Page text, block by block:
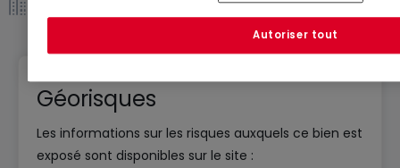
Copropriété *
Géorisques
Les informations sur les risques auxquels ce bien est
exposé sont disponibles sur le site :
Autoriser tout